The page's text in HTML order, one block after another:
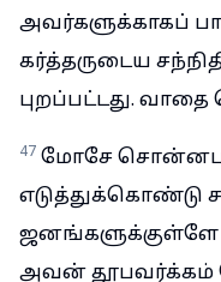
அவர்களுக்காகப்
கர்த்தருடைய
புறப்பட்டது.
47 மோசே
எடுத்துக்கொண்டு
ஜனங்களுக்குள்ளே
அவன் தூபவர்க்கம்